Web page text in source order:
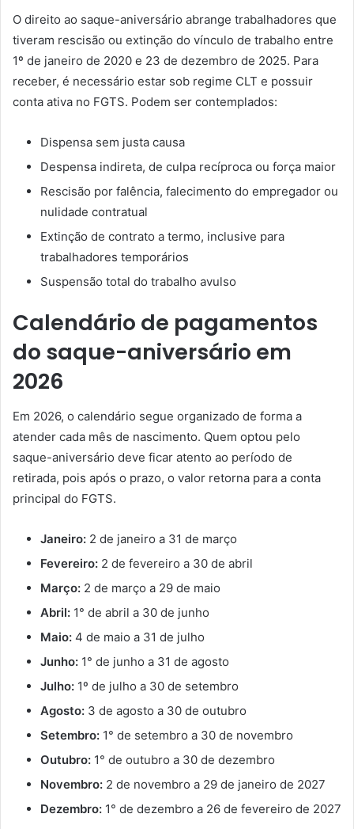
O direito ao saque-aniversário abrange trabalhadores que
tiveram rescisão ou extinção do vínculo de trabalho entre
1º de janeiro de 2020 e 23 de dezembro de 2025. Para
receber, é necessário estar sob regime CLT e possuir
conta ativa no FGTS. Podem ser contemplados:
Dispensa sem justa causa
Despensa indireta, de culpa recíproca ou força maior
Rescisão por falência, falecimento do empregador ou
nulidade contratual
Extinção de contrato a termo, inclusive para
trabalhadores temporários
Suspensão total do trabalho avulso
Calendário de pagamentos
do saque-aniversário em
2026
Em 2026, o calendário segue organizado de forma a
atender cada mês de nascimento. Quem optou pelo
saque-aniversário deve ficar atento ao período de
retirada, pois após o prazo, o valor retorna para a conta
principal do FGTS.
Janeiro: 2 de janeiro a 31 de março
Fevereiro: 2 de fevereiro a 30 de abril
Março: 2 de março a 29 de maio
Abril: 1° de abril a 30 de junho
Maio: 4 de maio a 31 de julho
Junho: 1° de junho a 31 de agosto
Julho: 1º de julho a 30 de setembro
Agosto: 3 de agosto a 30 de outubro
Setembro: 1° de setembro a 30 de novembro
Outubro: 1° de outubro a 30 de dezembro
Novembro: 2 de novembro a 29 de janeiro de 2027
Dezembro: 1° de dezembro a 26 de fevereiro de 2027